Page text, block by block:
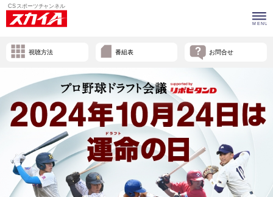
視聴方法 番組表 お問合せ